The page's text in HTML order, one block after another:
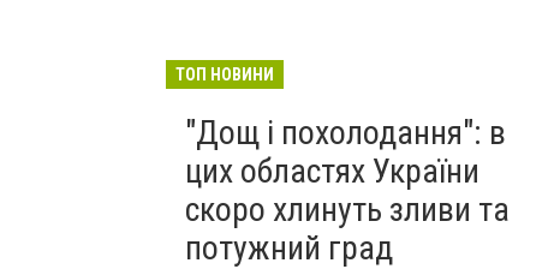
України": обірвалося життя
Володимира Дичка
Вчора
ТОП НОВИНИ
"Дощ і похолодання": в
цих областях України
скоро хлинуть зливи та
потужний град